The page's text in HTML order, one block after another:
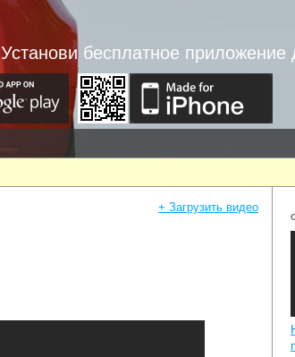
Установи бесплатное приложение
+ Загрузить видео